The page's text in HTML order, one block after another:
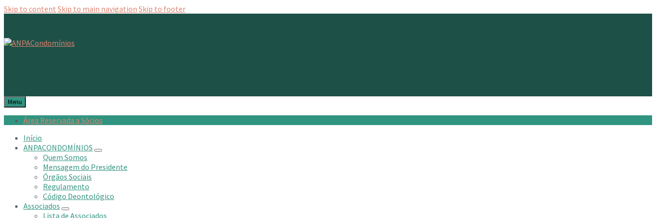
Skip to content Skip to main navigation Skip to footer
Menu
Área Reservada a Sócios
Início
ANPACONDOMÍNIOS
Quem Somos
Mensagem do Presidente
Órgãos Sociais
Regulamento
Código Deontológico
Associados
Lista de Associados